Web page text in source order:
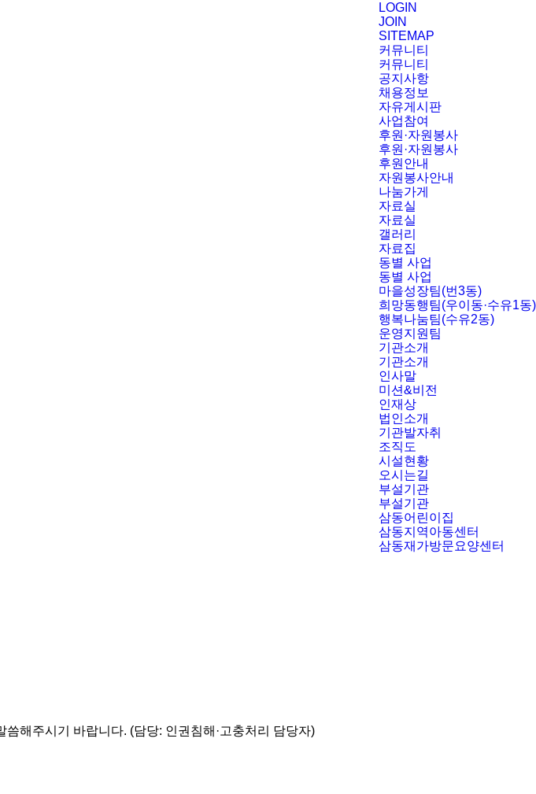
LOGIN
JOIN
SITEMAP
커뮤니티
커뮤니티
공지사항
채용정보
자유게시판
사업참여
후원·자원봉사
후원·자원봉사
후원안내
자원봉사안내
나눔가게
자료실
자료실
갤러리
자료집
동별 사업
동별 사업
마을성장팀(번3동)
희망동행팀(우이동·수유1동)
행복나눔팀(수유2동)
운영지원팀
기관소개
기관소개
인사말
미션&비전
인재상
법인소개
기관발자취
조직도
시설현황
오시는길
부설기관
부설기관
삼동어린이집
삼동지역아동센터
삼동재가방문요양센터
해주시기 바랍니다. (담당: 인권침해·고충처리 담당자)